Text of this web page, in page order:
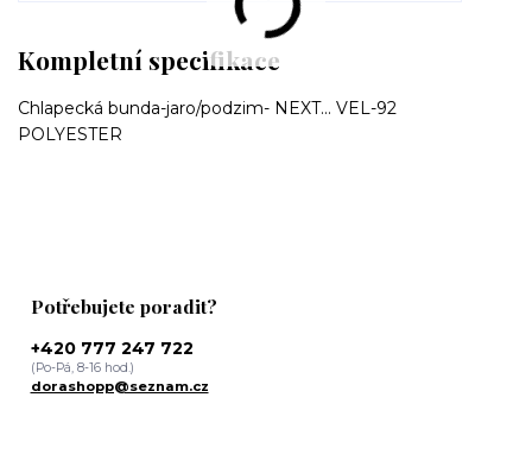
Kompletní specifikace
Chlapecká bunda-jaro/podzim- NEXT... VEL-92
POLYESTER
Potřebujete poradit?
+420 777 247 722
(Po-Pá, 8-16 hod.)
dorashopp@seznam.cz